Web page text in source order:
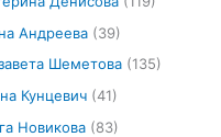
Андреева (39)
Шеметова (135)
Кунцевич (41)
Новикова (83)